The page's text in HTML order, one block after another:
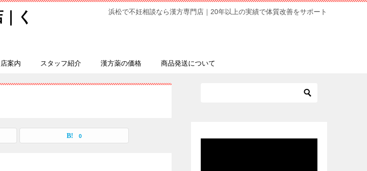
く
浜松で不妊相談なら漢方専門店｜20年以上の実績で体質改善をサポート
案内 スタッフ紹介 漢方薬の価格 商品発送について
0